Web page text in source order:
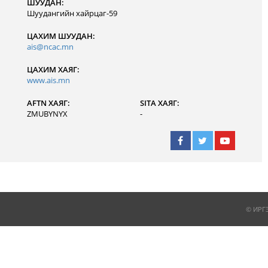
ШУУДАН:
Шуудангийн хайрцаг-59
ЦАХИМ ШУУДАН:
ais@ncac.mn
ЦАХИМ ХАЯГ:
www.ais.mn
AFTN ХАЯГ:
ZMUBYNYX
SITA ХАЯГ:
-
©